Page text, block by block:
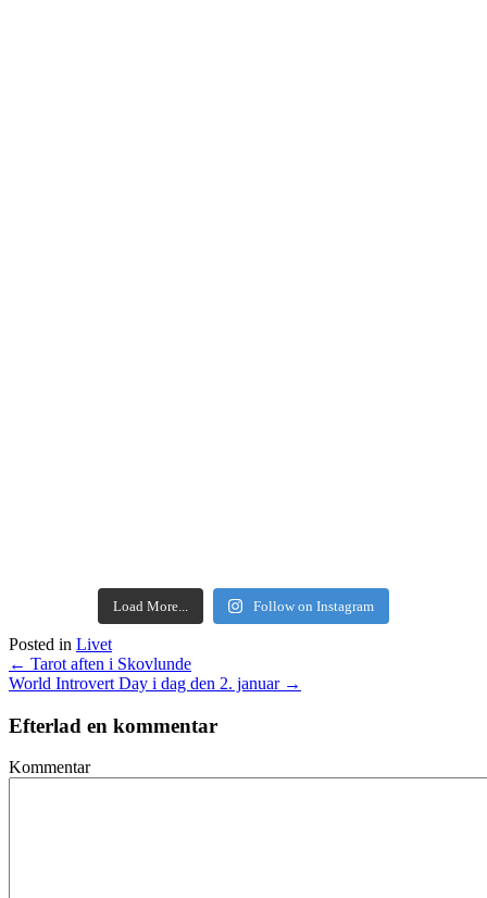
Load More... Follow on Instagram
Posted in Livet
Posts
navigation
← Tarot aften i Skovlunde
World Introvert Day i dag den 2. januar →
Efterlad en kommentar
Kommentar